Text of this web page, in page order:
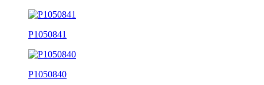
P1050841
P1050840